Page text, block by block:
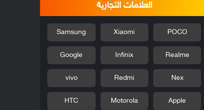
العلامات التجارية
POCO
Xiaomi
Samsung
Realme
Infinix
Google
Nex
Redmi
vivo
Apple
Motorola
HTC